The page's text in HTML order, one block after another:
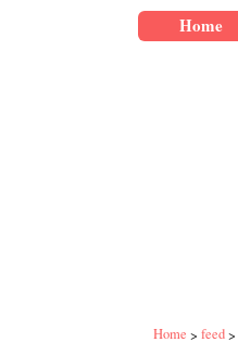
Home
Home feed